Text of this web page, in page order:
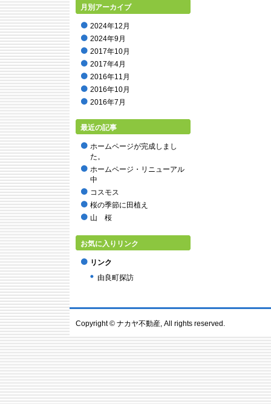
月別アーカイブ
2024年12月
2024年9月
2017年10月
2017年4月
2016年11月
2016年10月
2016年7月
2016年2月
2015年8月
2015年7月
2015年6月
2015年5月
2015年2月
2014年12月
2014年10月
2014年8月
2014年7月
2014年4月
2014年1月
2013年12月
2013年11月
2013年10月
2013年9月
最近の記事
ホームページが完成しまし
た。
ホームページ・リニューアル
中
コスモス
桜の季節に田植え
山 桜
お気に入りリンク
リンク
由良町探訪
Copyright © ナカヤ不動産, All rights reserved.